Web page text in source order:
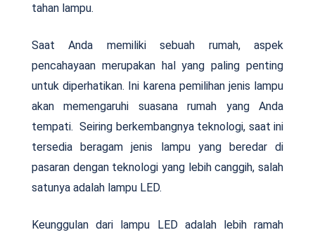
tahan lampu.
Saat Anda memiliki sebuah rumah, aspek
pencahayaan merupakan hal yang paling penting
untuk diperhatikan. Ini karena pemilihan jenis lampu
akan memengaruhi suasana rumah yang Anda
tempati. Seiring berkembangnya teknologi, saat ini
tersedia beragam jenis lampu yang beredar di
pasaran dengan teknologi yang lebih canggih, salah
satunya adalah lampu LED.
Keunggulan dari lampu LED adalah lebih ramah